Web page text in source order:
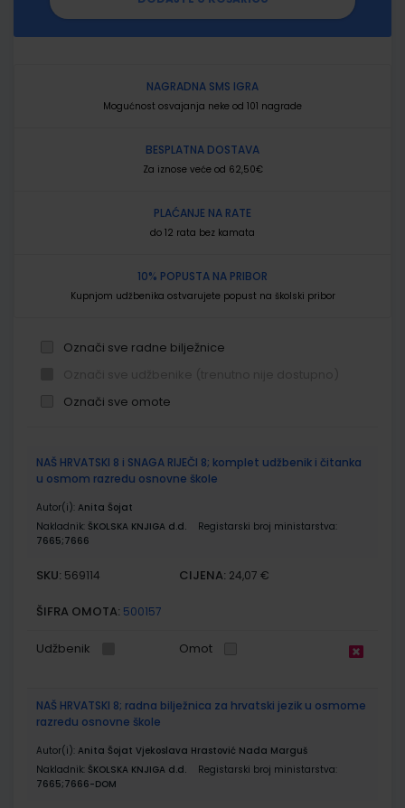
NAGRADNA SMS IGRA
Mogućnost osvajanja neke od 101 nagrade
BESPLATNA DOSTAVA
Za iznose veće od 62,50€
PLAĆANJE NA RATE
do 12 rata bez kamata
10% POPUSTA NA PRIBOR
Kupnjom udžbenika ostvarujete popust na školski pribor
Označi sve radne bilježnice
Označi sve omote
proizvodi
NAŠ HRVATSKI 8 i SNAGA RIJEČI 8; komplet udžbenik i čitanka
u osmom razredu osnovne škole
Autor(i): Anita Šojat
Nakladnik: ŠKOLSKA KNJIGA d.d.
Registarski broj ministarstva:
7665;7666
SKU: 569114 CIJENA: 24,07 €
ŠIFRA OMOTA: 500157
Udžbenik Omot
NAŠ HRVATSKI 8; radna bilježnica za hrvatski jezik u osmome
razredu osnovne škole
Autor(i): Anita Šojat Vjekoslava Hrastović Nada Marguš
Nakladnik: ŠKOLSKA KNJIGA d.d.
Registarski broj ministarstva:
7665;7666-DOM